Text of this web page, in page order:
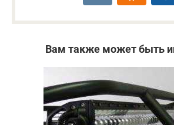
Вам также может быть